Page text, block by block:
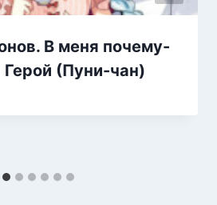
В меня почему-
(Пуни-чан)